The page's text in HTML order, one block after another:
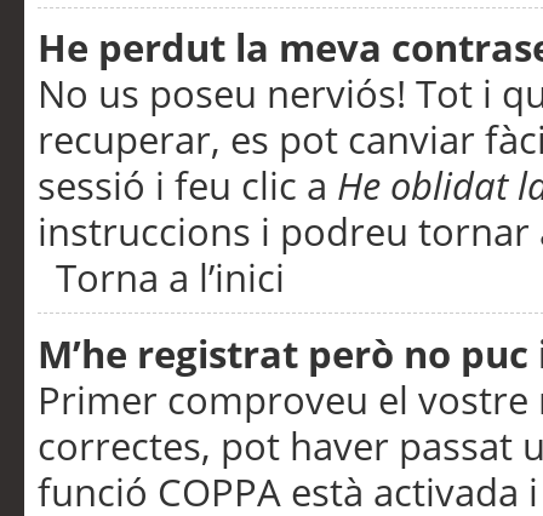
He perdut la meva
No us poseu nerviós! Tot i
recuperar, es pot canviar
sessió i feu clic a He oblidat
instruccions i podreu tornar
Torna a l’inici
M’he registrat però no
Primer comproveu el vostre
correctes, pot haver passat
funció COPPA està